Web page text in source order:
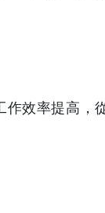
作效率提高，